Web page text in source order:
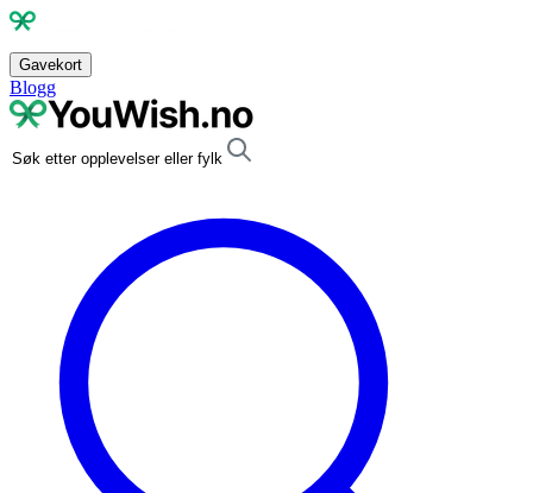
Gavekort
Blogg